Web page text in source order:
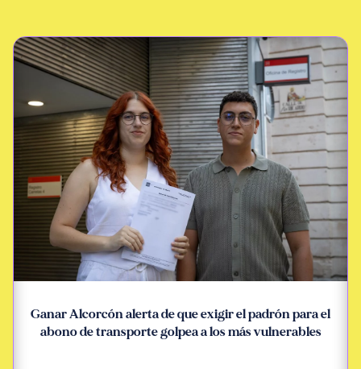
Ganar Alcorcón alerta de que exigir el padrón para el
abono de transporte golpea a los más vulnerables